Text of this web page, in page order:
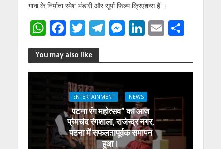
गाना के निर्माता रमेश भंडारी और सूर्या फिल्म क्रिएशन्स है ।
W
h
at
s
p
F
ac
e
b
o
o
k
T
w
itt
er
T
e
gr
a
m
M
ss
e
n
g
er
Li
k
e
dI
n
E
ai
l
S
ar
e
You may also like
ENTERTAINMENT NEWS
पटना रंग महोत्सव” का आज
प्रेमचंद रंगशाला, राजेन्द्र नगर,
पटना में सफलतापूर्वक समापन
हुआ।